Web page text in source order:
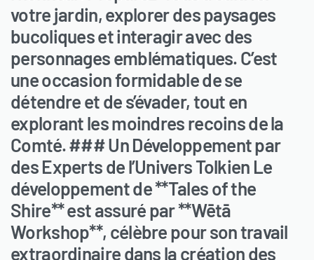
votre jardin, explorer des paysages
bucoliques et interagir avec des
personnages emblématiques. C’est
une occasion formidable de se
détendre et de s’évader, tout en
explorant les moindres recoins de la
Comté. ### Un Développement par
des Experts de l’Univers Tolkien Le
développement de **Tales of the
Shire** est assuré par **Wētā
Workshop**, célèbre pour son travail
extraordinaire dans la création des